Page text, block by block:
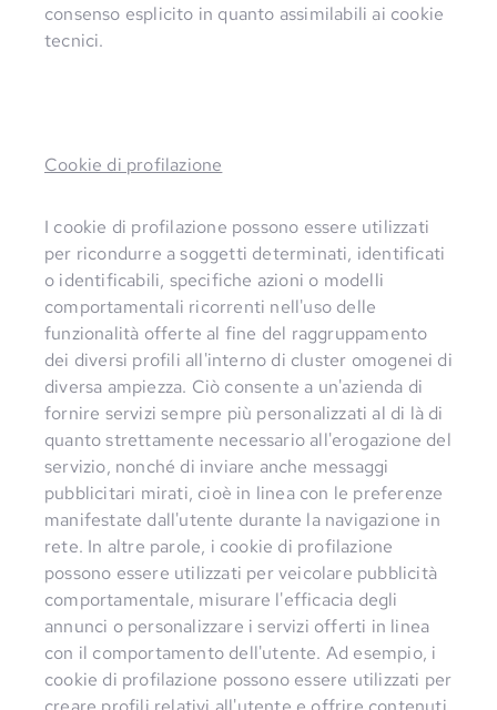
consenso esplicito in quanto assimilabili ai cookie
tecnici.
Cookie di profilazione
I cookie di profilazione possono essere utilizzati
per ricondurre a soggetti determinati, identificati
o identificabili, specifiche azioni o modelli
comportamentali ricorrenti nell'uso delle
funzionalità offerte al fine del raggruppamento
dei diversi profili all'interno di cluster omogenei di
diversa ampiezza. Ciò consente a un'azienda di
fornire servizi sempre più personalizzati al di là di
quanto strettamente necessario all'erogazione del
servizio, nonché di inviare anche messaggi
pubblicitari mirati, cioè in linea con le preferenze
manifestate dall'utente durante la navigazione in
rete. In altre parole, i cookie di profilazione
possono essere utilizzati per veicolare pubblicità
comportamentale, misurare l'efficacia degli
annunci o personalizzare i servizi offerti in linea
con il comportamento dell'utente. Ad esempio, i
cookie di profilazione possono essere utilizzati per